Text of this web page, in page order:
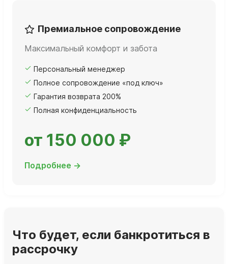
Премиальное сопровождение
Максимальный комфорт и забота
Персональный менеджер
Полное сопровождение «под ключ»
Гарантия возврата 200%
Полная конфиденциальность
от 150 000 ₽
Подробнее →
Что будет, если банкротиться в
рассрочку